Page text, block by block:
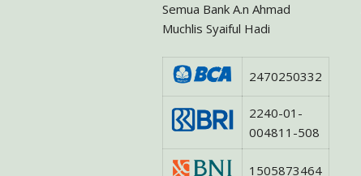
Semua Bank A.n Ahmad
Muchlis Syaiful Hadi
2470250332
2240-01-
004811-508
1505873464